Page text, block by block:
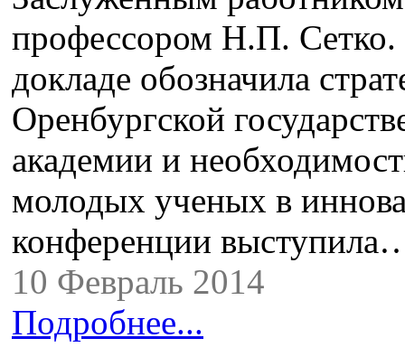
профессором Н.П. Сетко.
докладе обозначила
Оренбургской
академии и
молодых ученых в
конференции
10 Февраль 2014
Подробнее...